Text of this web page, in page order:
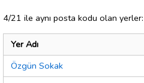
4/21 ile aynı posta kodu olan yerler:
Yer Adı
Özgün Sokak